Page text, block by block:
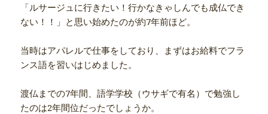
「ルサージュに行きたい！行かなきゃしんでも成仏でき
ない！！」と思い始めたのが約7年前ほど。
当時はアパレルで仕事をしており、まずはお給料でフラ
ンス語を習いはじめました。
渡仏までの7年間、語学学校（ウサギで有名）で勉強し
たのは2年間位だったでしょうか。